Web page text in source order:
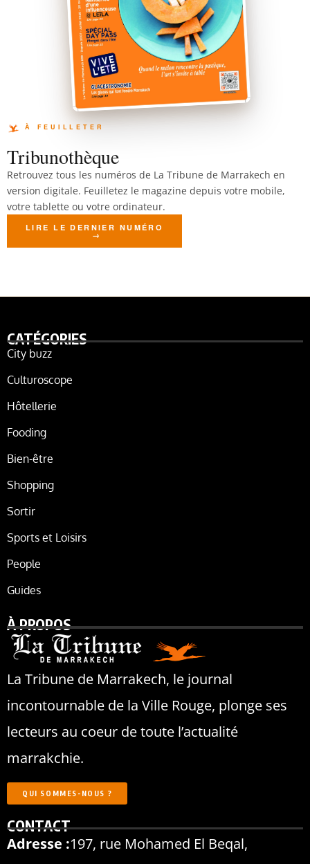
Tribunothèque
Retrouvez tous les numéros de La Tribune de Marrakech en
version digitale. Feuilletez le magazine depuis votre mobile,
votre tablette ou votre ordinateur.
LIRE LE DERNIER NUMÉRO
CATÉGORIES
City buzz
Culturoscope
Hôtellerie
Fooding
Bien-être
Shopping
Sortir
Sports et Loisirs
People
Guides
À PROPOS
La Tribune de Marrakech, le journal
incontournable de la Ville Rouge, plonge ses
lecteurs au coeur de toute l’actualité
marrakchie.
QUI SOMMES-NOUS ?
CONTACT
Adresse :197, rue Mohamed El Beqal,